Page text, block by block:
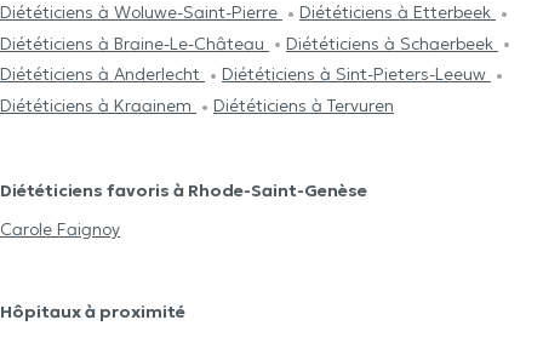
Diététiciens à Woluwe-Saint-Pierre
Diététiciens à Etterbeek
Diététiciens à Braine-Le-Château
Diététiciens à Schaerbeek
Diététiciens à Anderlecht
Diététiciens à Sint-Pieters-Leeuw
Diététiciens à Kraainem
Diététiciens à Tervuren
Diététiciens favoris à Rhode-Saint-Genèse
Carole Faignoy
Hôpitaux à proximité